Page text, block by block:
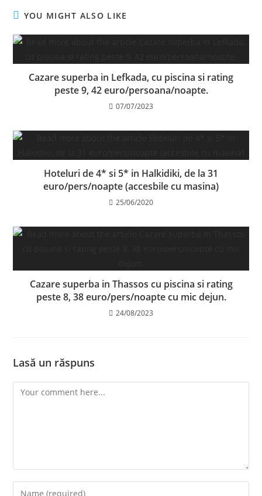
YOU MIGHT ALSO LIKE
Cazare superba in Lefkada, cu piscina si rating
peste 9, 42 euro/persoana/noapte.
07/07/2023
Hoteluri de 4* si 5* in Halkidiki, de la 31
euro/pers/noapte (accesbile cu masina)
25/06/2020
Cazare superba in Thassos cu piscina si rating
peste 8, 38 euro/pers/noapte cu mic dejun.
24/08/2023
Lasă un răspuns
Comment
Enter